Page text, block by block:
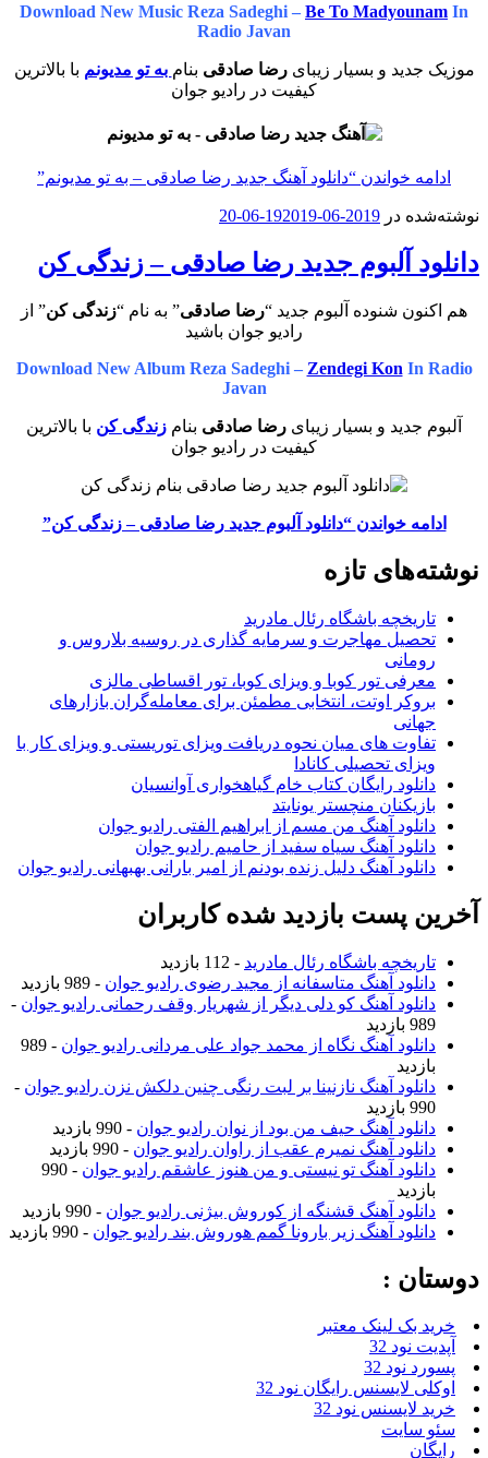
Download New Music Reza Sadeghi – Be To Madyounam In
Radio Javan
موزیک جدید و بسیار زیبای رضا صادقی بنام به تو مدیونم با بالاترین
کیفیت در رادیو جوان
ادامه خواندن “دانلود آهنگ جدید رضا صادقی – به تو مدیونم”
نوشته‌شده در 2019-06-19
2019-06-20
دانلود آلبوم جدید رضا صادقی – زندگی کن
هم اکنون شنوده آلبوم جدید “رضا صادقی” به نام “زندگی کن” از
رادیو جوان باشید
Download New Album Reza Sadeghi – Zendegi Kon In Radio
Javan
آلبوم جدید و بسیار زیبای رضا صادقی بنام زندگی کن با بالاترین
کیفیت در رادیو جوان
ادامه خواندن “دانلود آلبوم جدید رضا صادقی – زندگی کن”
نوشته‌های تازه
تاریخچه باشگاه رئال مادرید
تحصیل مهاجرت و سرمایه گذاری در روسیه بلاروس و
رومانی
معرفی تور کوبا و ویزای کوبا، تور اقساطی مالزی
بروکر اوتت، انتخابی مطمئن برای معامله‌گران بازارهای
جهانی
تفاوت های میان نحوه دریافت ویزای توریستی و ویزای کار با
ویزای تحصیلی کانادا
دانلود رایگان کتاب خام گیاهخواری آوانسیان
بازیکنان منچستر یونایتد
دانلود آهنگ من مسم از ابراهیم الفتی رادیو جوان
دانلود آهنگ سیاه سفید از حامیم رادیو جوان
دانلود آهنگ دلیل زنده بودنم از امیر بارانی بهبهانی رادیو جوان
آخرین پست بازدید شده کاربران
تاریخچه باشگاه رئال مادرید - 112 بازدید
دانلود آهنگ متاسفانه از مجید رضوی رادیو جوان - 989 بازدید
دانلود آهنگ کو دلی دیگر از شهریار وقف رحمانی رادیو جوان -
989 بازدید
دانلود آهنگ نگاه از محمد جواد علی مردانی رادیو جوان
- 989
بازدید
دانلود آهنگ نازنینا بر لبت رنگی چنین دلکش نزن رادیو جوان -
990 بازدید
دانلود آهنگ حیف من بود از نوان رادیو جوان - 990 بازدید
دانلود آهنگ نمیرم عقب از راوان رادیو جوان - 990 بازدید
دانلود آهنگ تو نیستی و من هنوز عاشقم رادیو جوان
- 990
بازدید
دانلود آهنگ قشنگه از کوروش بیژنی رادیو جوان - 990 بازدید
دانلود آهنگ زیر بارونا گمم هوروش بند رادیو جوان - 990 بازدید
دوستان :
خرید بک لینک معتبر
آپدیت نود 32
پسورد نود 32
اوکلی لایسنس رایگان نود 32
خرید لایسنس نود 32
سئو سایت
رایگان